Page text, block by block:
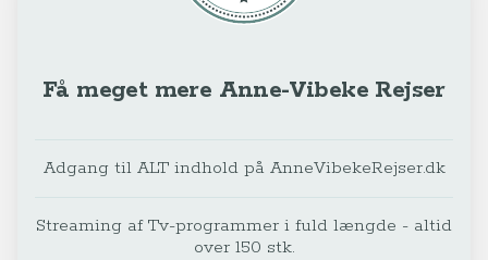
Få meget mere Anne-Vibeke Rejser
Adgang til ALT indhold på AnneVibekeRejser.dk
Streaming af Tv-programmer i fuld længde - altid
over 150 stk.